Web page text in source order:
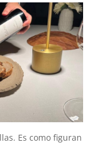
Es como figuran